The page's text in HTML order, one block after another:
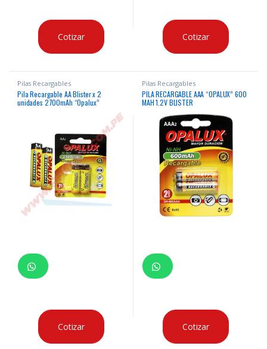
Cotizar Cotizar
Pilas Recargables
Pila Recargable AA Blister x 2
unidades 2700mAh “Opalux”
Cotizar
Pilas Recargables
PILA RECARGABLE AAA “OPALUX” 600
MAH 1.2V BLISTER
Cotizar